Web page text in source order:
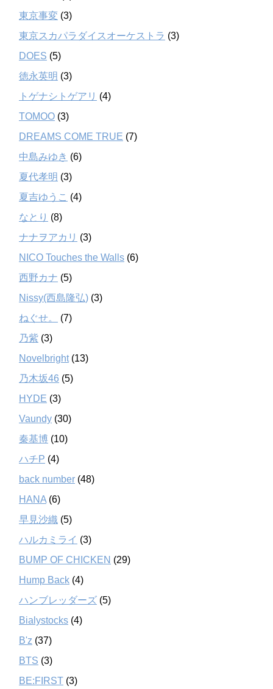
東京事変 (3)
東京スカパラダイスオーケストラ (3)
DOES (5)
徳永英明 (3)
トゲナシトゲアリ (4)
TOMOO (3)
DREAMS COME TRUE (7)
中島みゆき (6)
夏代孝明 (3)
夏吉ゆうこ (4)
なとり (8)
ナナヲアカリ (3)
NICO Touches the Walls (6)
西野カナ (5)
Nissy(西島隆弘) (3)
ねぐせ。
(7)
乃紫 (3)
Novelbright(13)
乃木坂46 (5)
HYDE (3)
Vaundy (30)
秦基博 (10)
ハチP (4)
back number (48)
HANA (6)
早見沙織 (5)
ハルカミライ (3)
BUMP OF CHICKEN (29)
Hump Back (4)
ハンブレッダーズ (5)
Bialystocks (4)
B'z (37)
BTS (3)
BE:FIRST (3)